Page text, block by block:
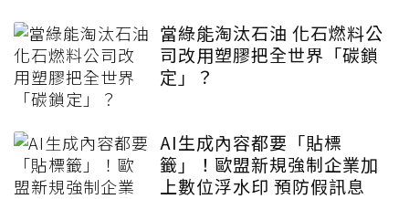
當綠能淘汰石油 化石燃料公
司改用塑膠把全世界「碳鎖
定」？
AI生成內容都要「貼標
籤」！歐盟新規強制企業加
上數位浮水印 預防假訊息